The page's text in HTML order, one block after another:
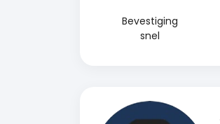
Bevestiging
snel